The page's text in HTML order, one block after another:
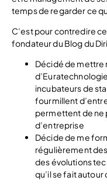
temps de regarder ce
C’est pour contredire
fondateur du Blog du
Décidé de mettre
incubateurs de
fourmillent
permettent de ne
d’entreprise
Décide de me
régulièrement
des évolutions
qu’il se fait autour